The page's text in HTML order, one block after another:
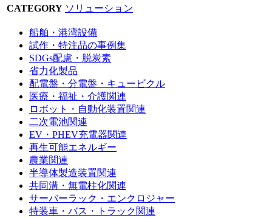
CATEGORY ソリューション
船舶・港湾設備
試作・特注品の事例集
SDGs配慮・脱炭素
省力化製品
配電盤・分電盤・キュービクル
医療・福祉・介護関連
ロボット・自動化装置関連
二次電池関連
EV・PHEV充電器関連
再生可能エネルギー
農業関連
半導体製造装置関連
共同溝・無電柱化関連
サーバーラック・エンクロジャー
特装車・バス・トラック関連